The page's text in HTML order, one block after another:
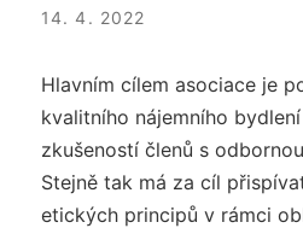
14. 4. 2022
Hlavním cílem asociace je
kvalitního nájemního
zkušeností členů s
Stejně tak má za cíl
etických principů v rámci